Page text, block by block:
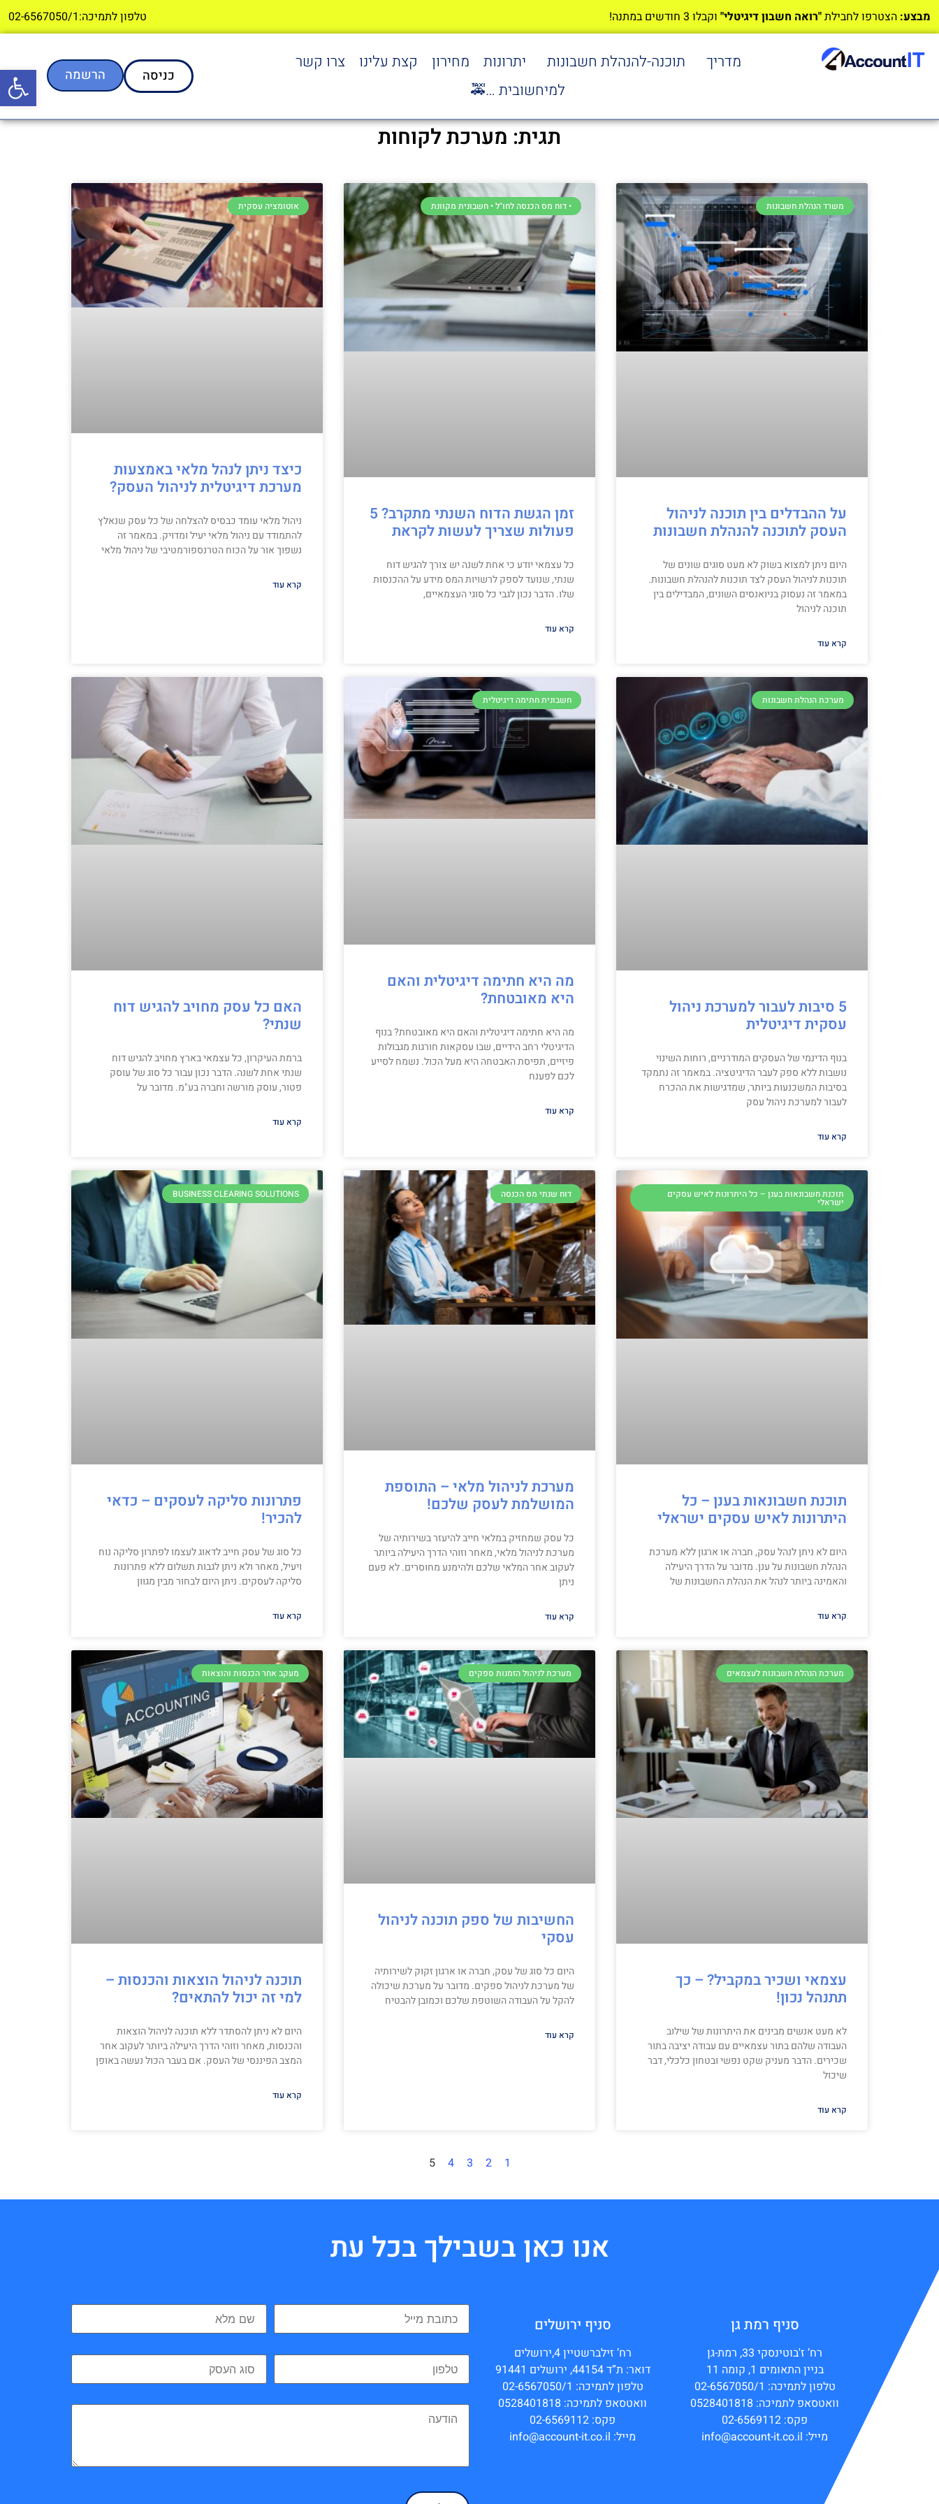
מבצע: הצטרפו לחבילת"רואה חשבון דיגיטלי" וקבלו 3 חודשים במתנה! טלפון לתמיכה:02-6567050/1
מדריך תוכנה-להנהלת חשבונות יתרונות מחירון קצת עלינו
צרו קשר
למיחשובית …🚕
כניסה הרשמה
תגית: מערכת לקוחות
משרד הנהלת חשבונות
על ההבדלים בין תוכנה לניהול
העסק לתוכנה להנהלת חשבונות
היום ניתן למצוא בשוק לא מעט סוגים שונים של
תוכנות לניהול העסק לצד תוכנות להנהלת חשבונות.
במאמר זה נעסוק בניואנסים השונים, המבדילים בין
תוכנה לניהול
קרא עוד
• דוח מס הכנסה לחו"ל • חשבונית מקוונת
זמן הגשת הדוח השנתי מתקרב? 5
פעולות שצריך לעשות לקראת
כל עצמאי יודע כי אחת לשנה יש צורך להגיש דוח
שנתי, שנועד לספק לרשויות המס מידע על ההכנסות
שלו. הדבר נכון לגבי כל סוגי העצמאיים,
קרא עוד
אוטומציה עסקית
כיצד ניתן לנהל מלאי באמצעות
מערכת דיגיטלית לניהול העסק?
ניהול מלאי עומד כבסיס להצלחה של כל עסק שנאלץ
להתמודד עם ניהול מלאי יעיל ומדויק. במאמר זה
נשפוך אור על הכוח הטרנספורמטיבי של ניהול מלאי
קרא עוד
מערכת הנהלת חשבונות
5 סיבות לעבור למערכת ניהול
עסקית דיגיטלית
בנוף הדינמי של העסקים המודרניים, רוחות השינוי
נושבות ללא ספק לעבר הדיגיטציה. במאמר זה נתמקד
בסיבות המשכנעות ביותר, שמדגישות את ההכרח
לעבור למערכת ניהול עסק
קרא עוד
חשבונית חתימה דיגיטלית
מה היא חתימה דיגיטלית והאם
היא מאובטחת?
מה היא חתימה דיגיטלית והאם היא מאובטחת? בנוף
הדיגיטלי רחב הידיים, שבו עסקאות חורגות מגבולות
פיזיים, תפיסת האבטחה היא מעל הכול. נשמח לסייע
לכם לפענח
קרא עוד
האם כל עסק מחויב להגיש דוח
שנתי?
ברמת העיקרון, כל עצמאי בארץ מחויב להגיש דוח
שנתי אחת לשנה. הדבר נכון עבור כל סוג של עוסק
פטור, עוסק מורשה וחברה בע"מ. מדובר על
קרא עוד
תוכנת חשבונאות בענן – כל היתרונות לאיש עסקים
ישראלי
תוכנת חשבונאות בענן – כל
היתרונות לאיש עסקים ישראלי
היום לא ניתן לנהל עסק, חברה או ארגון ללא מערכת
הנהלת חשבונות על ענן. מדובר על הדרך היעילה
והאמינה ביותר לנהל את הנהלת החשבונות של
קרא עוד
דוח שנתי מס הכנסה
מערכת לניהול מלאי – התוספת
המושלמת לעסק שלכם!
כל עסק שמחזיק במלאי חייב להיעזר בשירותיה של
מערכת לניהול מלאי, מאחר וזוהי הדרך היעילה ביותר
לעקוב אחר המלאי שלכם ולהימנע מחוסרים. לא פעם
ניתן
קרא עוד
BUSINESS CLEARING SOLUTIONS
פתרונות סליקה לעסקים – כדאי
להכיר!
כל סוג של עסק חייב לדאוג לעצמו לפתרון סליקה נוח
ויעיל, מאחר ולא ניתן לגבות תשלום ללא פתרונות
סליקה לעסקים. ניתן היום לבחור מבין מגוון
קרא עוד
מערכת הנהלת חשבונות לעצמאים
עצמאי ושכיר במקביל? – כך
תתנהל נכון!
לא מעט אנשים מבינים את היתרונות של שילוב
העבודה שלהם בתור עצמאיים עם עבודה יציבה בתור
שכירים. הדבר מעניק שקט נפשי ובטחון כלכלי, דבר
שיכול
קרא עוד
מערכת לניהול הזמנות ספקים
החשיבות של ספק תוכנה לניהול
עסקי
היום כל סוג של עסק, חברה או ארגון זקוק לשירותיה
של מערכת לניהול ספקים. מדובר על מערכת שיכולה
להקל על העבודה השוטפת שלכם וכמובן להבטיח
קרא עוד
מעקב אחר הכנסות והוצאות
תוכנה לניהול הוצאות והכנסות –
למי זה יכול להתאים?
היום לא ניתן להסתדר ללא תוכנה לניהול הוצאות
והכנסות, מאחר וזוהי הדרך היעילה ביותר לעקוב אחר
המצב הפיננסי של העסק. אם בעבר הכול נעשה באופן
קרא עוד
1
2
3
4
5
אנו כאן בשבילך בכל עת
סניף רמת גן
רח’ ז'בוטינסקי 33, רמת-גן
בניין התאומים 1, קומה 11
טלפון לתמיכה: 02-6567050/1
וואטסאפ לתמיכה: 0528401818
פקס: 02-6569112
מייל: info@account-it.co.il
סניף ירושלים
רח’ זילברשטיין 4,ירושלים
דואר: ת”ד 44154, ירושלים 91441
טלפון לתמיכה: 02-6567050/1
וואטסאפ לתמיכה: 0528401818
פקס: 02-6569112
מייל: info@account-it.co.il
פתח